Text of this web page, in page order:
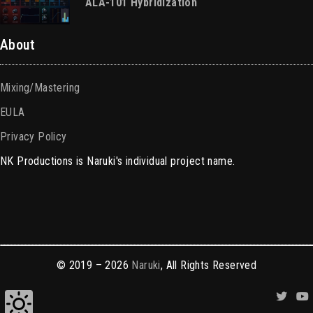
About
Mixing/Mastering
EULA
Privacy Policy
NK Productions is Naruki's individual project name.
© 2019 – 2026 Naruki, All Rights Reserved